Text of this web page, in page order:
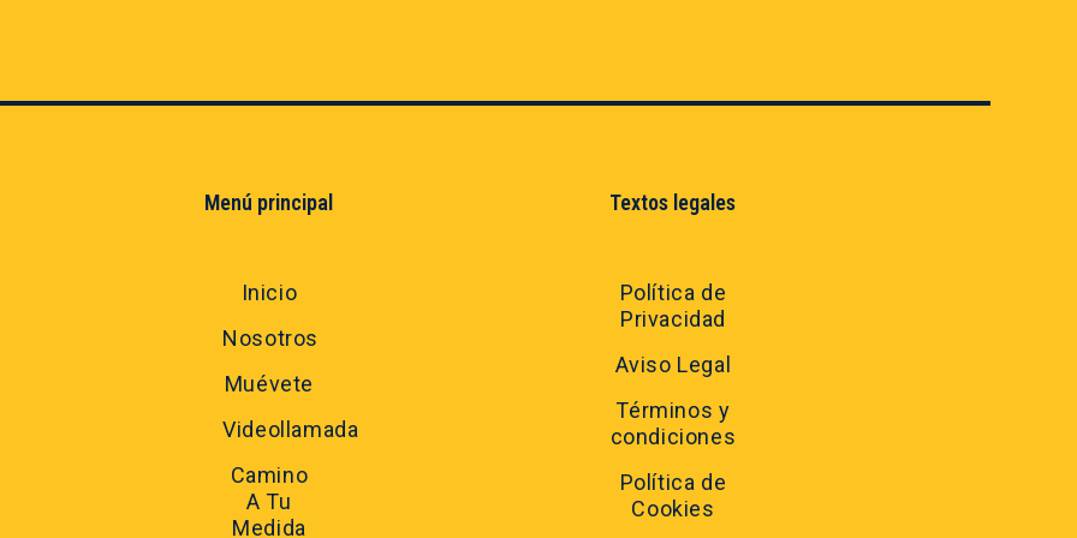
Menú principal
Inicio
Nosotros
Muévete
Videollamada
Camino
A Tu
Medida
Textos legales
Política de
Privacidad
Aviso Legal
Términos y
condiciones
Política de
Cookies